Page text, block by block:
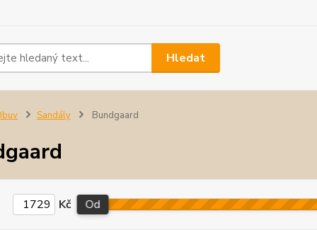
Hledat
Sandály Bundgaard
Kč Od